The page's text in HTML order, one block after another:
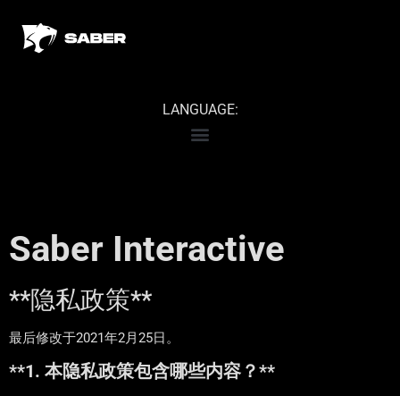
LANGUAGE:
Saber Interactive
**隐私政策**
最后修改于2021年2月25日。
**1. 本隐私政策包含哪些内容？**